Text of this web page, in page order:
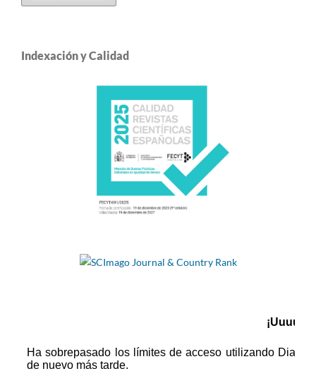
Indexación y Calidad